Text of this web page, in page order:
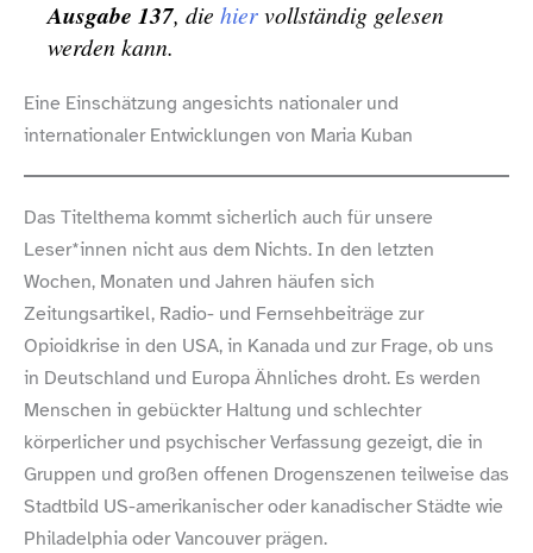
Ausgabe 137, die hiervollständig gelesen
werden kann.
Eine Einschätzung angesichts nationaler und
internationaler Entwicklungen von Maria Kuban
Das Titelthema kommt sicherlich auch für unsere
Leser*innen nicht aus dem Nichts. In den letzten
Wochen, Monaten und Jahren häufen sich
Zeitungsartikel, Radio- und Fernsehbeiträge zur
Opioidkrise in den USA, in Kanada und zur Frage, ob uns
in Deutschland und Europa Ähnliches droht. Es werden
Menschen in gebückter Haltung und schlechter
körperlicher und psychischer Verfassung gezeigt, die in
Gruppen und großen offenen Drogenszenen teilweise das
Stadtbild US-​amerikanischer oder kanadischer Städte wie
Philadelphia oder Vancouver prägen.